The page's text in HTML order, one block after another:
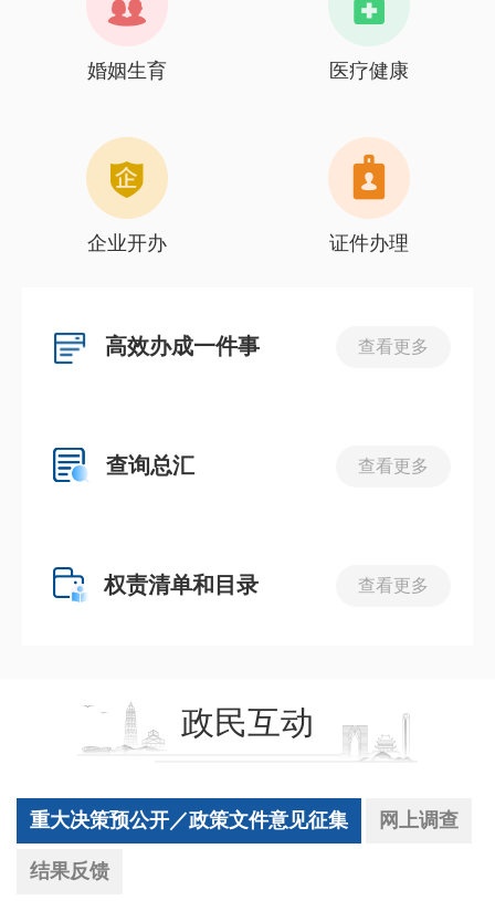
婚姻生育 医疗健康
企业开办 证件办理
高效办成一件事 查看更多
查询总汇 查看更多
权责清单和目录 查看更多
政民互动
重大决策预公开／政策文件意见征集 网上调查
结果反馈